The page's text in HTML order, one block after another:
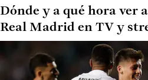
Dónde y a qué hora ver
Real Madrid en TV y